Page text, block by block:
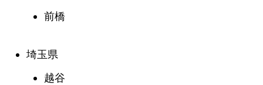
前橋
埼玉県
越谷